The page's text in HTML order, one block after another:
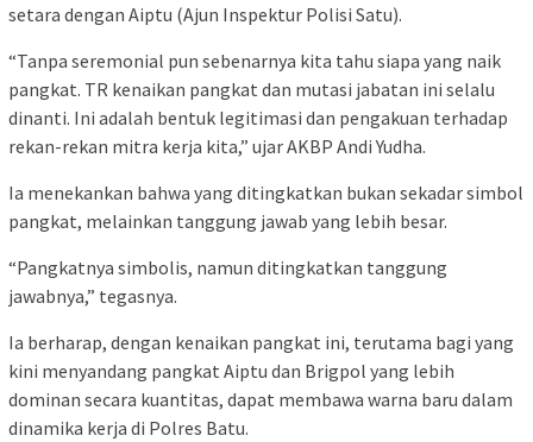
setara dengan Aiptu (Ajun Inspektur Polisi Satu).
“Tanpa seremonial pun sebenarnya kita tahu siapa yang naik
pangkat. TR kenaikan pangkat dan mutasi jabatan ini selalu
dinanti. Ini adalah bentuk legitimasi dan pengakuan terhadap
rekan-rekan mitra kerja kita,” ujar AKBP Andi Yudha.
Ia menekankan bahwa yang ditingkatkan bukan sekadar simbol
pangkat, melainkan tanggung jawab yang lebih besar.
“Pangkatnya simbolis, namun ditingkatkan tanggung
jawabnya,” tegasnya.
Ia berharap, dengan kenaikan pangkat ini, terutama bagi yang
kini menyandang pangkat Aiptu dan Brigpol yang lebih
dominan secara kuantitas, dapat membawa warna baru dalam
dinamika kerja di Polres Batu.